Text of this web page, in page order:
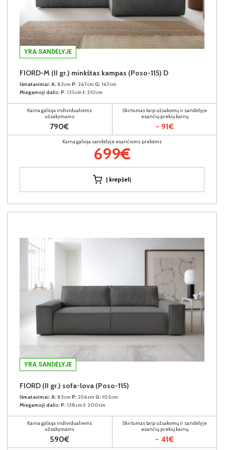
YRA SANDĖLYJE
FIORD-M (II gr.) minkštas kampas (Poso-115) D
Išmatavimai: A: 83cm P: 267cm G: 167cm
Miegamoji dalis: P: 135cm I: 210cm
Kaina galioja individualiems
užsakymams
790€
Skirtumas tarp užsakomų ir sandėlyje
esančių prekių kainų
- 91€
Kaina galioja sandėlyje esančioms prekėms
699€
Į krepšelį
YRA SANDĖLYJE
FIORD (II gr.) sofa-lova (Poso-115)
Išmatavimai: A: 83cm P: 256cm G: 103cm
Miegamoji dalis: P: 138cm I: 200cm
Kaina galioja individualiems
užsakymams
590€
Skirtumas tarp užsakomų ir sandėlyje
esančių prekių kainų
- 41€